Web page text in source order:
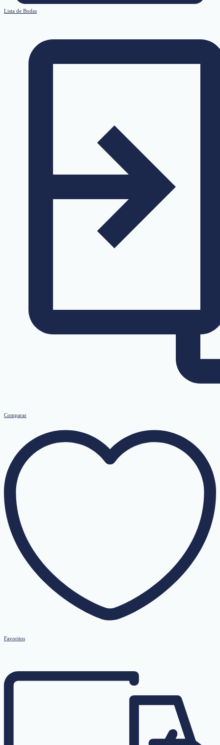
Lista de Bodas
Comparar
Favoritos